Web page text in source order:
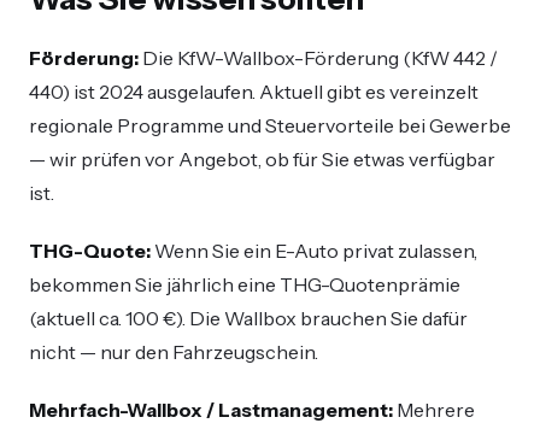
Förderung: Die KfW-Wallbox-Förderung (KfW 442 /
440) ist 2024 ausgelaufen. Aktuell gibt es vereinzelt
regionale Programme und Steuervorteile bei Gewerbe
— wir prüfen vor Angebot, ob für Sie etwas verfügbar
ist.
THG-Quote: Wenn Sie ein E-Auto privat zulassen,
bekommen Sie jährlich eine THG-Quotenprämie
(aktuell ca. 100 €). Die Wallbox brauchen Sie dafür
nicht — nur den Fahrzeugschein.
Mehrfach-Wallbox / Lastmanagement: Mehrere